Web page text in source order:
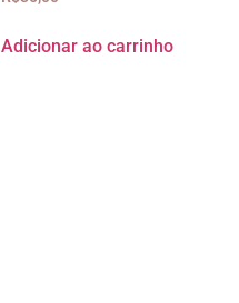
Adicionar ao carrinho